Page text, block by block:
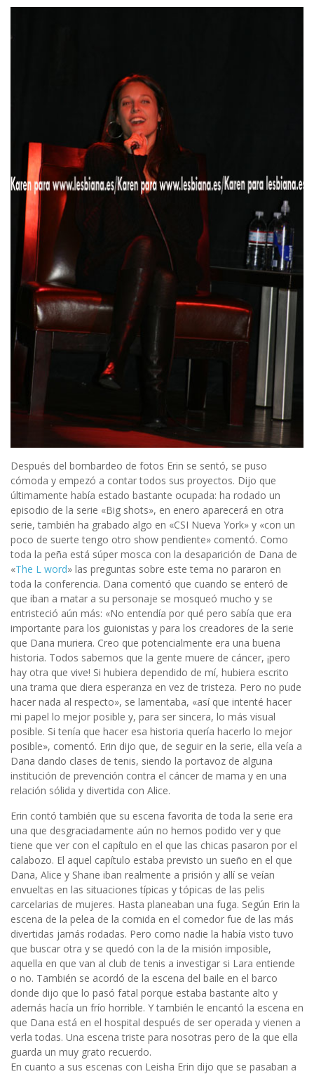
Después del bombardeo de fotos Erin se sentó, se puso
cómoda y empezó a contar todos sus proyectos. Dijo que
últimamente había estado bastante ocupada: ha rodado un
episodio de la serie «Big shots», en enero aparecerá en otra
serie, también ha grabado algo en «CSI Nueva York» y «con un
poco de suerte tengo otro show pendiente» comentó. Como
toda la peña está súper mosca con la desaparición de Dana de
«The L word» las preguntas sobre este tema no pararon en
toda la conferencia. Dana comentó que cuando se enteró de
que iban a matar a su personaje se mosqueó mucho y se
entristeció aún más: «No entendía por qué pero sabía que era
importante para los guionistas y para los creadores de la serie
que Dana muriera. Creo que potencialmente era una buena
historia. Todos sabemos que la gente muere de cáncer, ¡pero
hay otra que vive! Si hubiera dependido de mí, hubiera escrito
una trama que diera esperanza en vez de tristeza. Pero no pude
hacer nada al respecto», se lamentaba, «así que intenté hacer
mi papel lo mejor posible y, para ser sincera, lo más visual
posible. Si tenía que hacer esa historia quería hacerlo lo mejor
posible», comentó. Erin dijo que, de seguir en la serie, ella veía a
Dana dando clases de tenis, siendo la portavoz de alguna
institución de prevención contra el cáncer de mama y en una
relación sólida y divertida con Alice.
Erin contó también que su escena favorita de toda la serie era
una que desgraciadamente aún no hemos podido ver y que
tiene que ver con el capítulo en el que las chicas pasaron por el
calabozo. El aquel capítulo estaba previsto un sueño en el que
Dana, Alice y Shane iban realmente a prisión y allí se veían
envueltas en las situaciones típicas y tópicas de las pelis
carcelarias de mujeres. Hasta planeaban una fuga. Según Erin la
escena de la pelea de la comida en el comedor fue de las más
divertidas jamás rodadas. Pero como nadie la había visto tuvo
que buscar otra y se quedó con la de la misión imposible,
aquella en que van al club de tenis a investigar si Lara entiende
o no. También se acordó de la escena del baile en el barco
donde dijo que lo pasó fatal porque estaba bastante alto y
además hacía un frío horrible. Y también le encantó la escena en
que Dana está en el hospital después de ser operada y vienen a
verla todas. Una escena triste para nosotras pero de la que ella
guarda un muy grato recuerdo.
En cuanto a sus escenas con Leisha Erin dijo que se pasaban a